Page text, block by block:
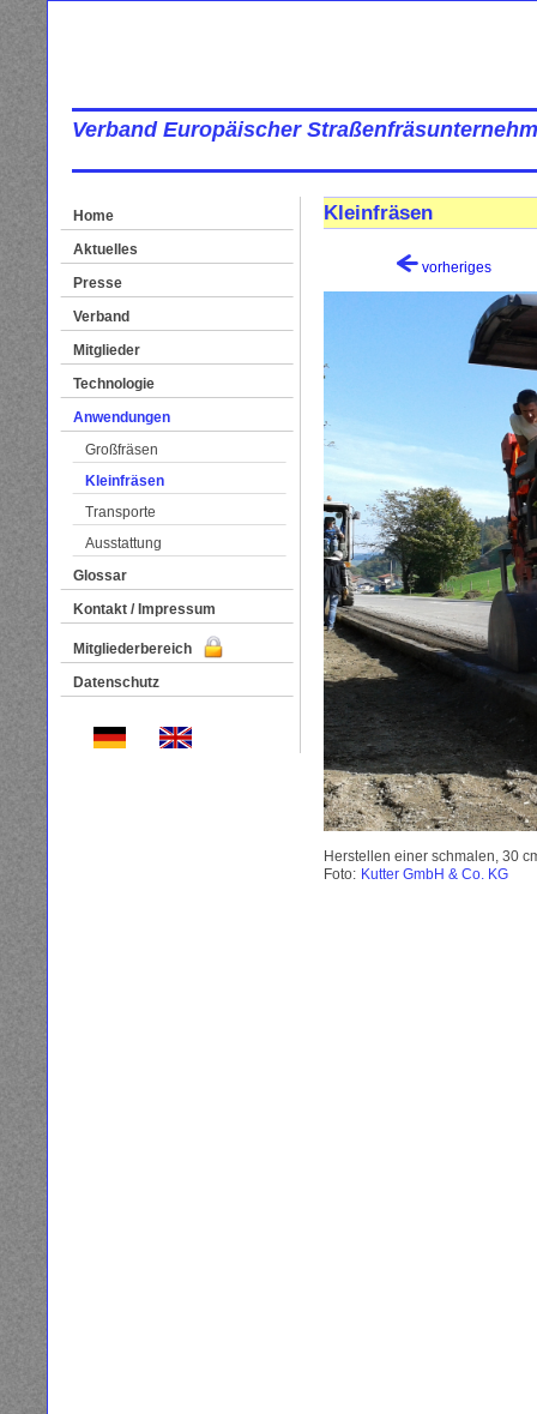
Verband Europäischer
Home
Aktuelles
Presse
Verband
Mitglieder
Technologie
Anwendungen
Großfräsen
Kleinfräsen
Transporte
Ausstattung
Glossar
Kontakt / Impressum
Mitgliederbereich
Datenschutz
Kleinfräsen
vorheriges
Herstellen einer schmalen, 30
Foto: Kutter GmbH & Co. KG